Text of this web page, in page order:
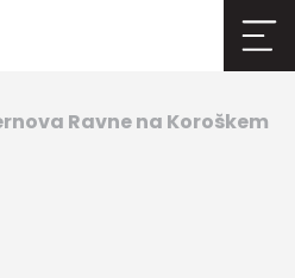
Ravne na Koroškem